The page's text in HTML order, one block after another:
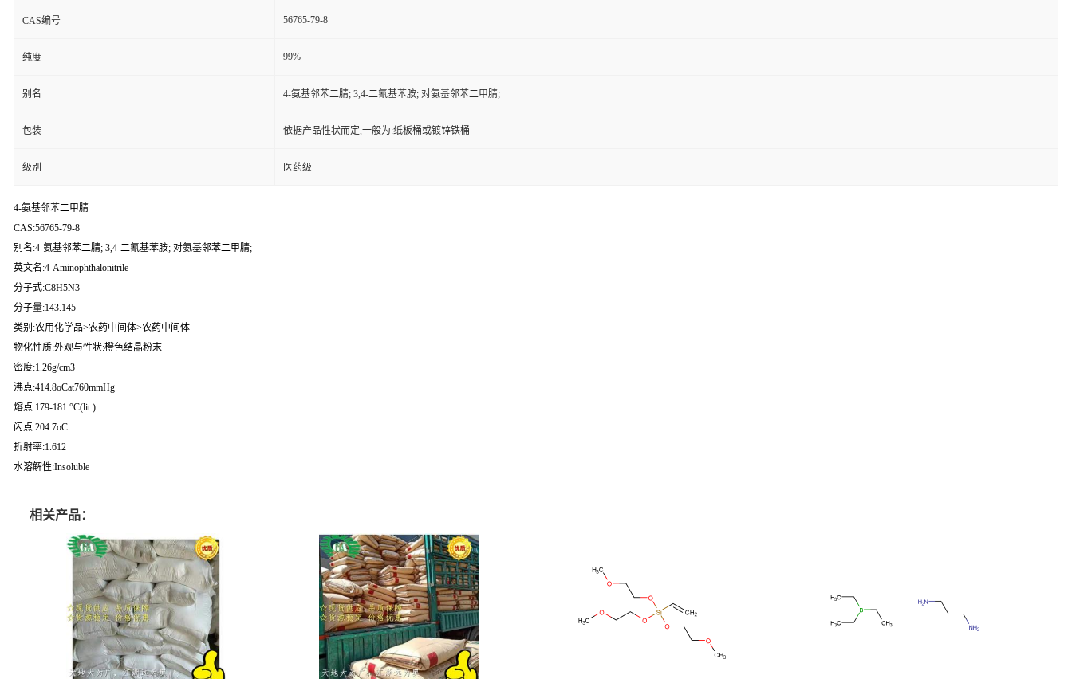
CAS编号 56765-79-8
纯度 99%
别名 4-氨基邻苯二腈; 3,4-二氰基苯胺; 对氨基邻苯二甲腈;
包装 依据产品性状而定,一般为:纸板桶或镀锌铁桶
级别 医药级
4-氨基邻苯二甲腈
CAS:56765-79-8
别名:4-氨基邻苯二腈; 3,4-二氰基苯胺; 对氨基邻苯二甲腈;
英文名:4-Aminophthalonitrile
分子式:C8H5N3
分子量:143.145
类别:农用化学品>农药中间体>农药中间体
物化性质:外观与性状:橙色结晶粉末
密度:1.26g/cm3
沸点:414.8oCat760mmHg
熔点:179-181 °C(lit.)
闪点:204.7oC
折射率:1.612
水溶解性:Insoluble
相关产品：